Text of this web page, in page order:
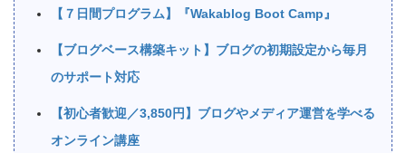
【７日間プログラム】『Wakablog Boot Camp』
【ブログベース構築キット】ブログの初期設定から毎月
のサポート対応
【初心者歓迎／3,850円】ブログやメディア運営を学べる
オンライン講座